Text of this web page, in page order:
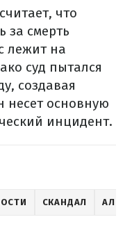
что
за смерть
лежит на
суд пытался
создавая
несет основную
инцидент.
СКАНДАЛ АЛЕК